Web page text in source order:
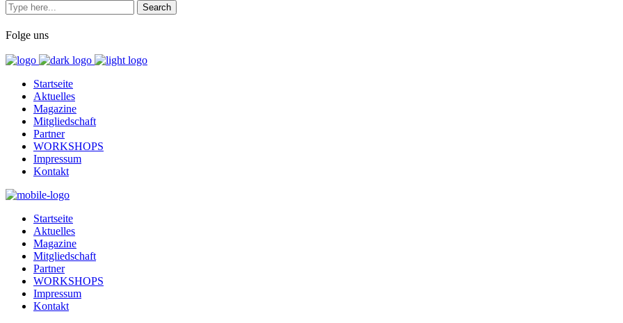
Folge uns
Startseite
Aktuelles
Magazine
Mitgliedschaft
Partner
WORKSHOPS
Impressum
Kontakt
Startseite
Aktuelles
Magazine
Mitgliedschaft
Partner
WORKSHOPS
Impressum
Kontakt